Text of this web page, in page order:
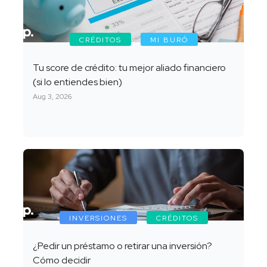
CRÉDITOS MI BURÓ
Tu score de crédito: tu mejor aliado financiero
(si lo entiendes bien)
Aug 3, 2026
INVERSIONES CRÉDITOS
¿Pedir un préstamo o retirar una inversión?
Cómo decidir